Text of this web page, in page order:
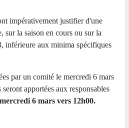
impérativement justifier d'une
sur la saison en cours ou sur la
inférieure aux minima spécifiques
par un comité le mercredi 6 mars
apportées aux responsables
mercredi 6 mars vers 12h00.